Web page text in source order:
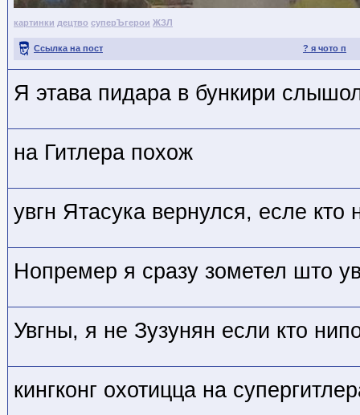
картинки децтво суперЪгерои ЖЗЛ
? я чото п
Ссылка на пост
Я этава пидара в бункири
на Гитлера похож
увгн Ятасука вернулся, есле кто
Нопремер я сразу зометел што
Увгны, я не Зузунян если кто
кингконг охотицца на